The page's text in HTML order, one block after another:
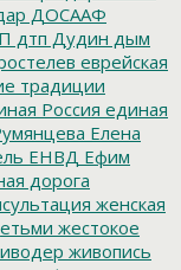
ДОСААФ
дтп Дудин дым
еврейская
традиции
Россия единая
Елена
ЕНВД Ефим
дорога
женская
жестокое
живопись